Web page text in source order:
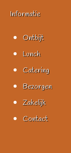
Informatie
Ontbijt
Lunch
Catering
Bezorgen
Zakelijk
Contact